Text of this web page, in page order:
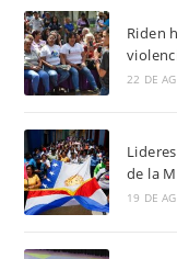
Riden
22 DE
de la
19 DE